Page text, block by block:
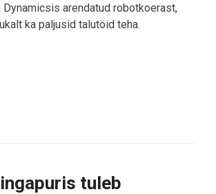
arendatud robotkoerast,
ka paljusid talutöid teha.
tuleb